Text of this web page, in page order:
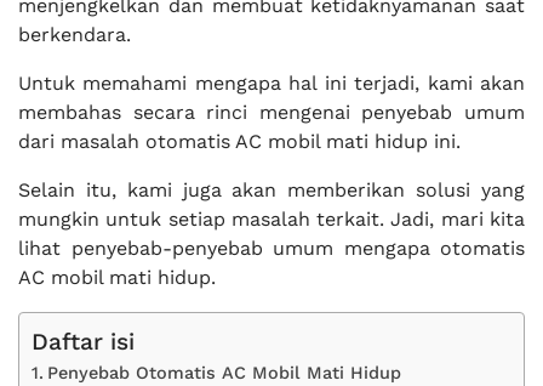
menjengkelkan dan membuat ketidaknyamanan saat
berkendara.
Untuk memahami mengapa hal ini terjadi, kami akan
membahas secara rinci mengenai penyebab umum
dari masalah otomatis AC mobil mati hidup ini.
Selain itu, kami juga akan memberikan solusi yang
mungkin untuk setiap masalah terkait. Jadi, mari kita
lihat penyebab-penyebab umum mengapa otomatis
AC mobil mati hidup.
Daftar isi
Penyebab Otomatis AC Mobil Mati Hidup